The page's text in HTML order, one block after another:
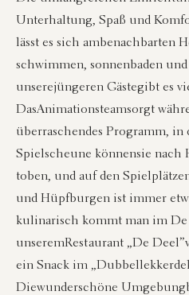
Unterhaltung, Spaß und
lässt es sich ambenachbarten
schwimmen, sonnenbaden
unserejüngeren Gästegibt es
DasAnimationsteamsorgt
überraschendes Programm, in
Spielscheune könnensie nach
toben, und auf den
und Hüpfburgen ist immer
kulinarisch kommt man im
unseremRestaurant „De Deel”
ein Snack im
Diewunderschöne Umgebung